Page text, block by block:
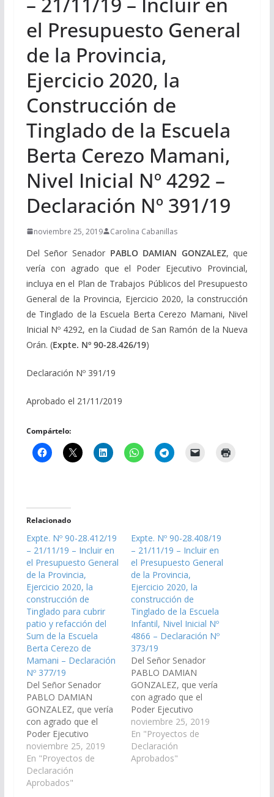
el Presupuesto General
de la Provincia,
Ejercicio 2020, la
Construcción de
Tinglado de la Escuela
Berta Cerezo Mamani,
Nivel Inicial Nº 4292 –
Declaración Nº 391/19
noviembre 25, 2019 Carolina Cabanillas
Del Señor Senador PABLO DAMIAN GONZALEZ, que
vería con agrado que el Poder Ejecutivo Provincial,
incluya en el Plan de Trabajos Públicos del Presupuesto
General de la Provincia, Ejercicio 2020, la construcción
de Tinglado de la Escuela Berta Cerezo Mamani, Nivel
Inicial Nº 4292, en la Ciudad de San Ramón de la Nueva
Orán. (Expte. Nº 90-28.426/19)
Declaración Nº 391/19
Aprobado el 21/11/2019
Compártelo:
Relacionado
Expte. Nº 90-28.412/19
– 21/11/19 – Incluir en
el Presupuesto General
de la Provincia,
Ejercicio 2020, la
construcción de
Tinglado para cubrir
patio y refacción del
Sum de la Escuela
Berta Cerezo de
Mamani – Declaración
Nº 377/19
Del Señor Senador
PABLO DAMIAN
GONZALEZ, que vería
con agrado que el
Poder Ejecutivo
Provincial, incluya en el
Plan de Trabajos
Públicos del
Presupuesto General
noviembre 25, 2019
En "Proyectos de
Declaración
Aprobados"
Expte. Nº 90-28.408/19
– 21/11/19 – Incluir en
el Presupuesto General
de la Provincia,
Ejercicio 2020, la
construcción de
Tinglado de la Escuela
Infantil, Nivel Inicial Nº
4866 – Declaración Nº
373/19
Del Señor Senador
PABLO DAMIAN
GONZALEZ, que vería
con agrado que el
Poder Ejecutivo
Provincial, incluya en el
Plan de Trabajos
Públicos del
Presupuesto General
noviembre 25, 2019
En "Proyectos de
Declaración
Aprobados"